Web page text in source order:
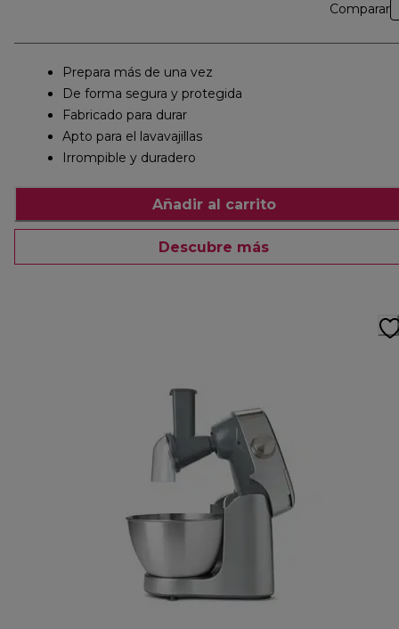
Comparar
Prepara más de una vez
De forma segura y protegida
Fabricado para durar
Apto para el lavavajillas
Irrompible y duradero
Añadir al carrito
Descubre más